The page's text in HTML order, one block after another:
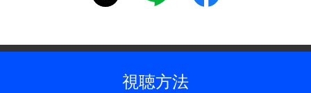
TBS
視聴方法